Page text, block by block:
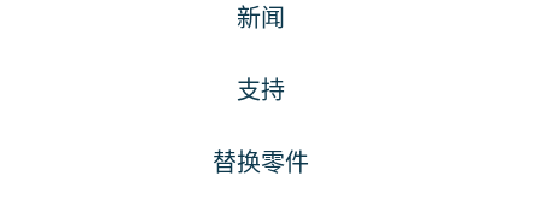
新闻
支持
替换零件